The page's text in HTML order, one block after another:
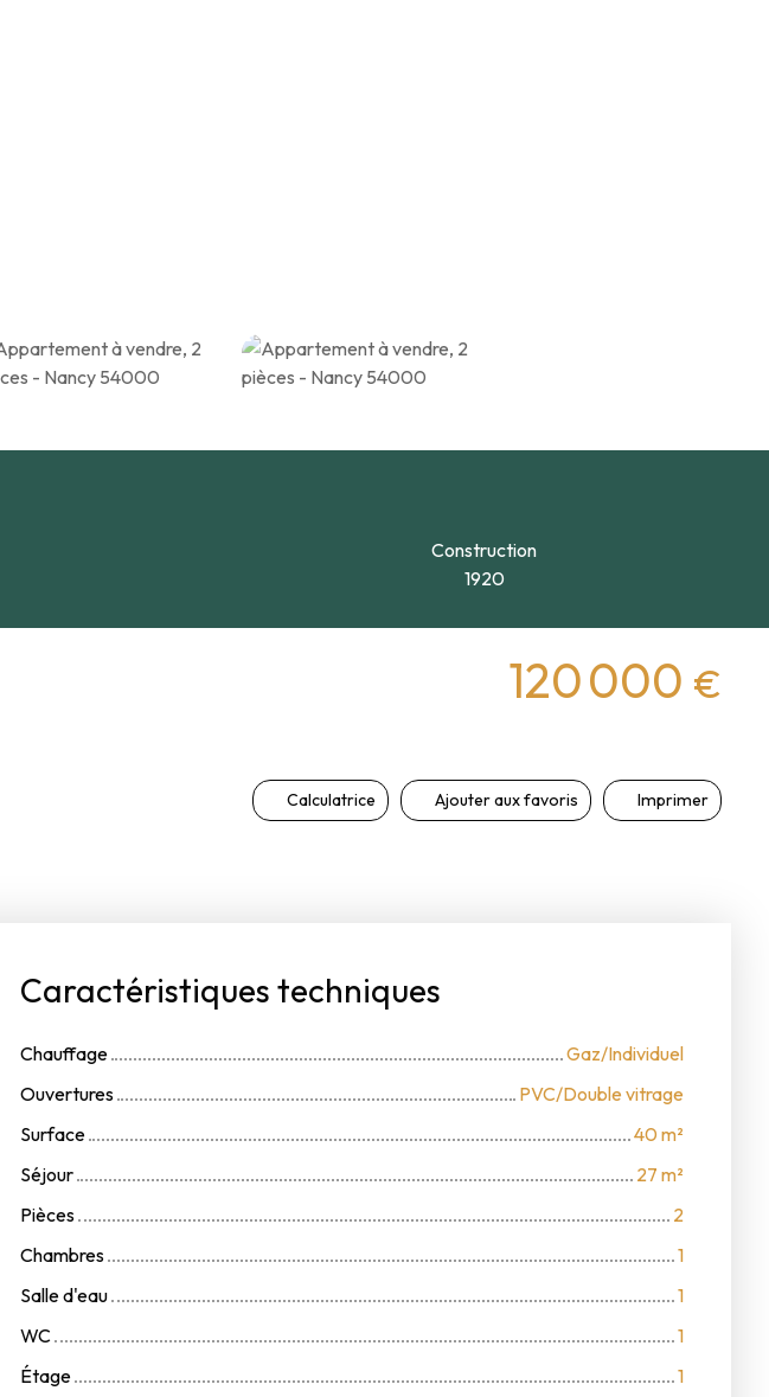
Construction
1920
120 000 €
Calculatrice Ajouter aux favoris Imprimer
Caractéristiques techniques
Chauffage
Gaz/Individuel
Ouvertures
PVC/Double vitrage
Surface
40 m²
Séjour
27 m²
Pièces
2
Chambres
1
Salle d'eau
1
WC
1
Étage
1